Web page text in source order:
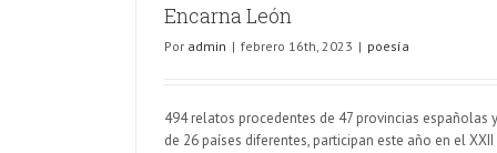
Encarna León
Por admin | febrero 16th, 2023 | poesía
494 relatos procedentes de 47 provincias españolas y
de 26 países diferentes, participan este año en el XXII